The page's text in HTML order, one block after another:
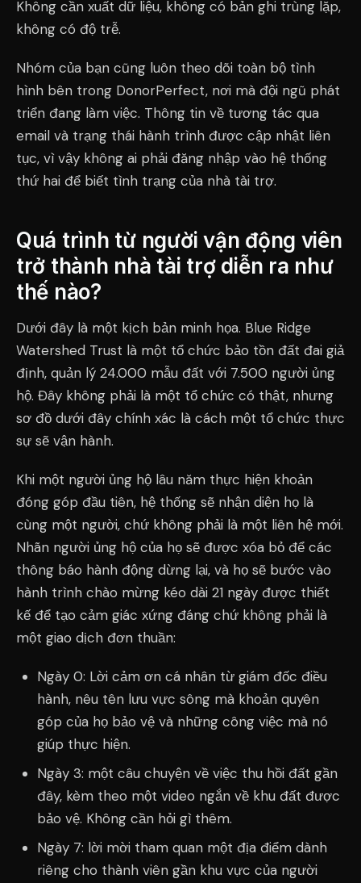
Không cần xuất dữ liệu, không có bản ghi trùng lặp,
không có độ trễ.
Nhóm của bạn cũng luôn theo dõi toàn bộ tình
hình bên trong DonorPerfect, nơi mà đội ngũ phát
triển đang làm việc. Thông tin về tương tác qua
email và trạng thái hành trình được cập nhật liên
tục, vì vậy không ai phải đăng nhập vào hệ thống
thứ hai để biết tình trạng của nhà tài trợ.
Quá trình từ người vận động viên
trở thành nhà tài trợ diễn ra như
thế nào?
Dưới đây là một kịch bản minh họa. Blue Ridge
Watershed Trust là một tổ chức bảo tồn đất đai giả
định, quản lý 24.000 mẫu đất với 7.500 người ủng
hộ. Đây không phải là một tổ chức có thật, nhưng
sơ đồ dưới đây chính xác là cách một tổ chức thực
sự sẽ vận hành.
Khi một người ủng hộ lâu năm thực hiện khoản
đóng góp đầu tiên, hệ thống sẽ nhận diện họ là
cùng một người, chứ không phải là một liên hệ mới.
Nhãn người ủng hộ của họ sẽ được xóa bỏ để các
thông báo hành động dừng lại, và họ sẽ bước vào
hành trình chào mừng kéo dài 21 ngày được thiết
kế để tạo cảm giác xứng đáng chứ không phải là
một giao dịch đơn thuần:
Ngày 0: Lời cảm ơn cá nhân từ giám đốc điều
hành, nêu tên lưu vực sông mà khoản quyên
góp của họ bảo vệ và những công việc mà nó
giúp thực hiện.
Ngày 3: một câu chuyện về việc thu hồi đất gần
đây, kèm theo một video ngắn về khu đất được
bảo vệ. Không cần hỏi gì thêm.
Ngày 7: lời mời tham quan một địa điểm dành
riêng cho thành viên gần khu vực của người